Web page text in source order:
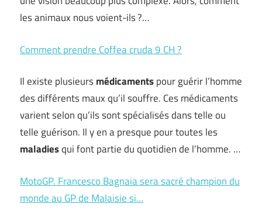
les animaux nous voient-ils ?…
Comment prendre Coffea cruda 9 CH ?
Il existe plusieursmédicamentspour guérir l’homme
des différents maux qu’il souffre. Ces médicaments
varient selon qu’ils sont spécialisés dans telle ou
telle guérison. Il y en a presque pour toutes les
maladiesqui font partie du quotidien de l’homme. …
MotoGP. Francesco Bagnaia sera sacré champion du
monde au GP de Malaisie si…